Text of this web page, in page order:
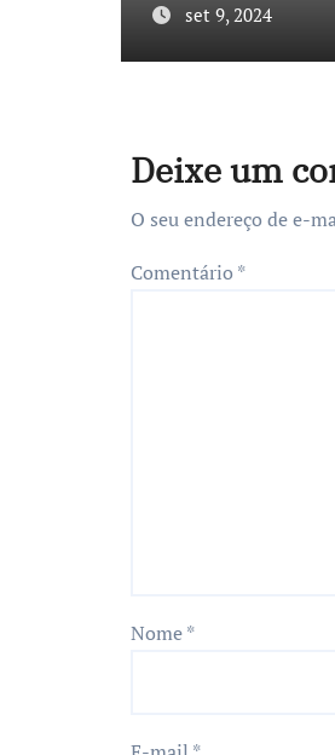
set 9, 2024
Deixe um
O seu endereço de e-
Comentário *
Nome*